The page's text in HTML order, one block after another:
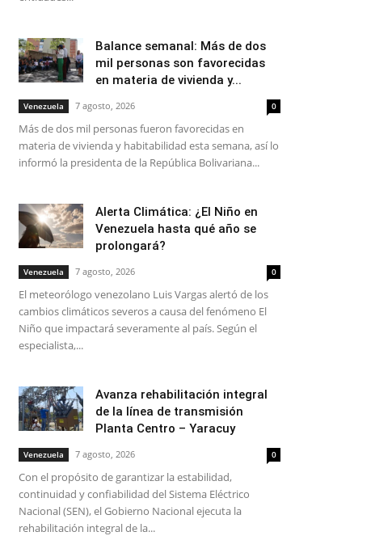
Balance semanal: Más de dos
mil personas son favorecidas
en materia de vivienda y...
Venezuela 7 agosto, 2026 0
Más de dos mil personas fueron favorecidas en
materia de vivienda y habitabilidad esta semana, así lo
informó la presidenta de la República Bolivariana...
Alerta Climática: ¿El Niño en
Venezuela hasta qué año se
prolongará?
Venezuela 7 agosto, 2026 0
El meteorólogo venezolano Luis Vargas alertó de los
cambios climáticos severos a causa del fenómeno El
Niño que impactará severamente al país. Según el
especialista,...
Avanza rehabilitación integral
de la línea de transmisión
Planta Centro – Yaracuy
Venezuela 7 agosto, 2026 0
Con el propósito de garantizar la estabilidad,
continuidad y confiabilidad del Sistema Eléctrico
Nacional (SEN), el Gobierno Nacional ejecuta la
rehabilitación integral de la...